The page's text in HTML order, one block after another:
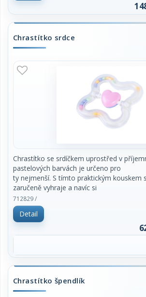
Chrastítko srdce
Chrastítko se srdíčkem uprostřed v
pastelových barvách je určeno pro
ty nejmenší. S tímto praktickým kouskem
zaručeně vyhraje a navíc si
rozvine motorické schopnosti. Vhodné pro
narození. Cena za kus.
712829 /
Detail
Chrastítko špendlík